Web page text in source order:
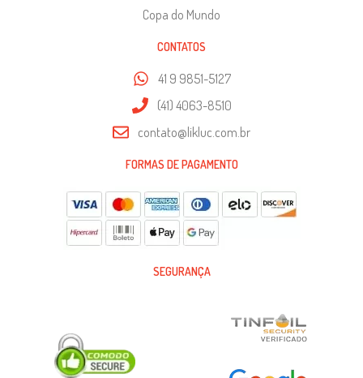
Copa do Mundo
CONTATOS
41 9 9851-5127
(41) 4063-8510
contato@likluc.com.br
FORMAS DE PAGAMENTO
SEGURANÇA